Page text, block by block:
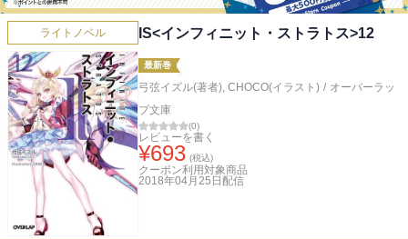
ライトノベル IS<インフィニット・ストラトス>12
最新巻
弓弦イズル(著者), CHOCO(イラスト) / オーバーラッ
プ文庫
(0)
レビューを書く
¥693 (税込)
クーポン利用対象商品
2018年04月25日 配信